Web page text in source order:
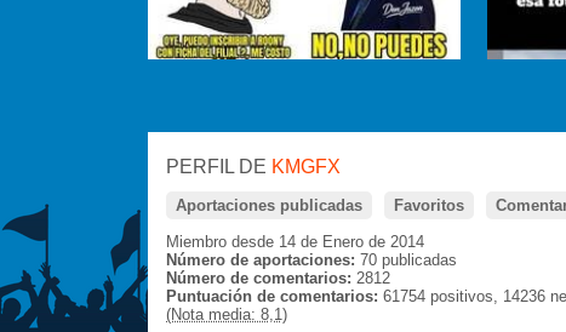
PERFIL DE KMGFX
Aportaciones publicadas Favoritos
Miembro desde 14 de Enero de 2014
Número de aportaciones: 70 publicadas
Número de comentarios: 2812
Puntuación de comentarios: 61754 positivos, 14236
(Nota media: 8,1)